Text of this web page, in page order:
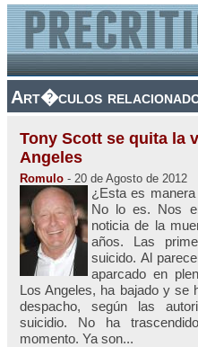
Art�culos
Tony Scott se quita la
Angeles
Romulo - 20 de Agosto de 2012
¿Esta es
No lo es. Nos
noticia de la
años. Las
suicido. Al
aparcado en
Los Angeles, ha bajado y se
despacho, según las
suicidio. No ha
momento. Ya son...